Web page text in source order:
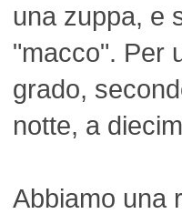
una zuppa, e
"macco". Per
grado,
notte, a
Abbiamo una